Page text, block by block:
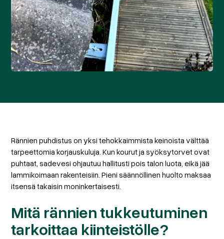
Rännien puhdistus on yksi tehokkaimmista keinoista välttää
tarpeettomia korjauskuluja. Kun kourut ja syöksytorvet ovat
puhtaat, sadevesi ohjautuu hallitusti pois talon luota, eikä jää
lammikoimaan rakenteisiin. Pieni säännöllinen huolto maksaa
itsensä takaisin moninkertaisesti.
Mitä rännien tukkeutuminen
tarkoittaa kiinteistölle?